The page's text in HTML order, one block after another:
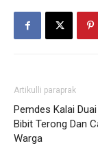
Artikulli paraprak
Pemdes Kalai
Bibit Terong Dan
Warga